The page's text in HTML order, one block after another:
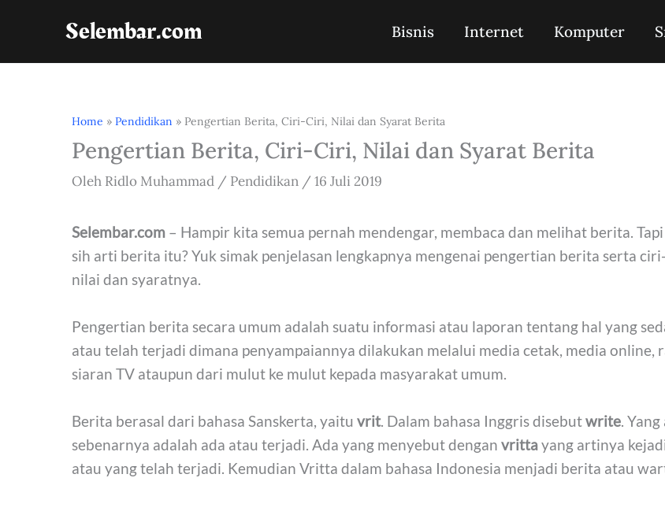
Selembar.com Bisnis Internet Komputer
Home » Pendidikan » Pengertian Berita, Ciri-Ciri, Nilai dan Syarat Berita
Pengertian Berita, Ciri-Ciri, Nilai dan Syarat Berita
Oleh Ridlo Muhammad / Pendidikan / 16 Juli 2019
Selembar.com – Hampir kita semua pernah mendengar, membaca dan melihat berita. Tapi
sih arti berita itu? Yuk simak penjelasan lengkapnya mengenai pengertian berita serta
nilai dan syaratnya.
Pengertian berita secara umum adalah suatu informasi atau laporan tentang hal yang
atau telah terjadi dimana penyampaiannya dilakukan melalui media cetak, media online,
siaran TV ataupun dari mulut ke mulut kepada masyarakat umum.
Berita berasal dari bahasa Sanskerta, yaitu vrit. Dalam bahasa Inggris disebutwrite.
sebenarnya adalah ada atau terjadi. Ada yang menyebut dengan vrittayang artinya
atau yang telah terjadi. Kemudian Vritta dalam bahasa Indonesia menjadi berita atau